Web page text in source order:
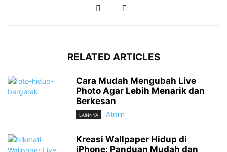
RELATED ARTICLES
Cara Mudah Mengubah Live
Photo Agar Lebih Menarik dan
Berkesan
LAINNYA Atmin
Kreasi Wallpaper Hidup di
iPhone: Panduan Mudah dan